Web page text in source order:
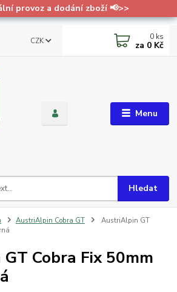
provoz a dodání zboží 📢>>
Menu
CZK
Hledat
0 ks
za 0 Kč
AustriAlpin Cobra GT
AustriAlpin GT
Cobra Fix 50mm